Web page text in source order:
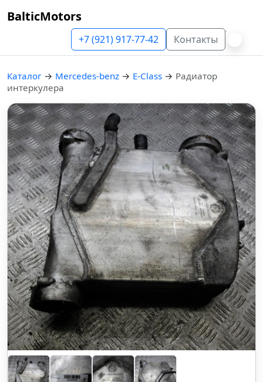
BalticMotors
+7 (921) 917-77-42 Контакты
Каталог → Mercedes-benz → E-Class → Радиатор
интеркулера